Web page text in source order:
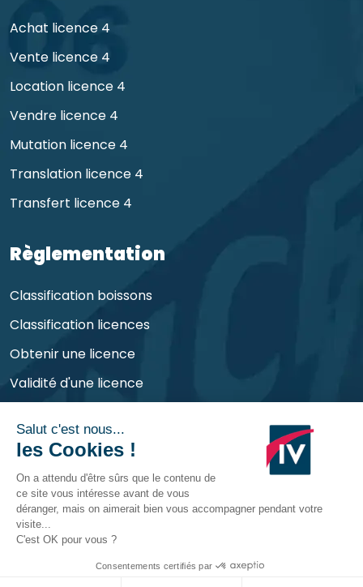
Achat licence 4
Vente licence 4
Location licence 4
Vendre licence 4
Mutation licence 4
Translation licence 4
Transfert licence 4
Règlementation
Classification boissons
Classification licences
Obtenir une licence
Validité d'une licence
©CHR Consult2026 | Tous droits réservés et
Contactez-nous